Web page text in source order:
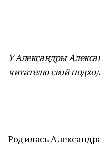
У Александры
читателю свой
Родилась